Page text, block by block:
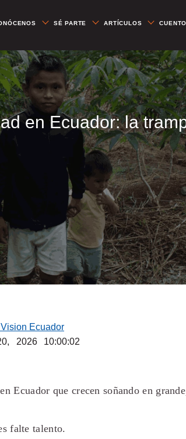
SÉ PARTE ARTÍCULOS
en Ecuador: la
Ecuador
2026 10:00:02
Ecuador que crecen soñando en
falte talento.